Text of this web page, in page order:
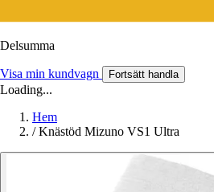
Delsumma
Visa min kundvagn Fortsätt handla
Loading...
Hem
/ Knästöd Mizuno VS1 Ultra